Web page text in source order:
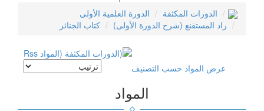
الدورات المكثفة
الدورة العلمية الأولى
زاد المستقنع (شرح الدورة الأولى)
كتاب الجنائز
عرض المواد حسب التصنيف
المواد